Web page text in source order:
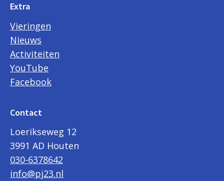
Extra
Vieringen
Nieuws
Activiteiten
YouTube
Facebook
Contact
Loerikseweg 12
3991 AD Houten
030-6378642
info@pj23.nl